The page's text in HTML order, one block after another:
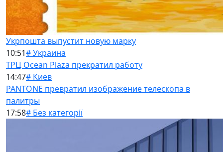
Укрпошта выпустит новую марку
10:51# Украина
ТРЦ Ocean Plaza прекратил работу
14:47# Киев
PANTONE превратил изображение телескопа в
палитры
17:58# Без категорії